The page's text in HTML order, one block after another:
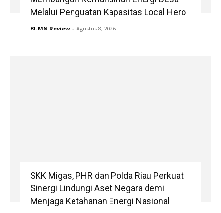
Melalui Penguatan Kapasitas Local Hero
BUMN Review - Agustus 8, 2026
SKK Migas, PHR dan Polda Riau Perkuat
Sinergi Lindungi Aset Negara demi
Menjaga Ketahanan Energi Nasional